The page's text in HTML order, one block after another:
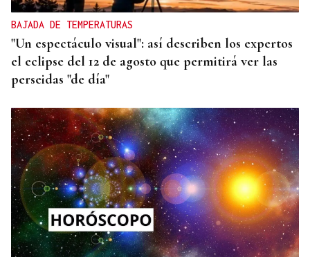
BAJADA DE TEMPERATURAS
"Un espectáculo visual": así describen los expertos
el eclipse del 12 de agosto que permitirá ver las
perseidas "de día"